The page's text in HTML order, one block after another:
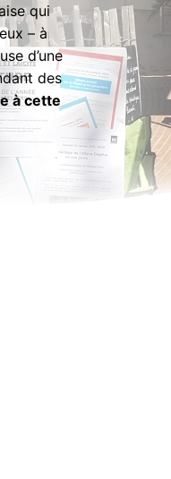
qui
– à
d’une
des
à cette